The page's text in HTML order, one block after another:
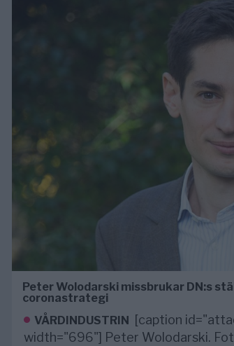
Peter Wolodarski missbrukar DN:s
coronastrategi
VÅRDINDUSTRIN
[caption
width="696"] Peter Wolodarski.